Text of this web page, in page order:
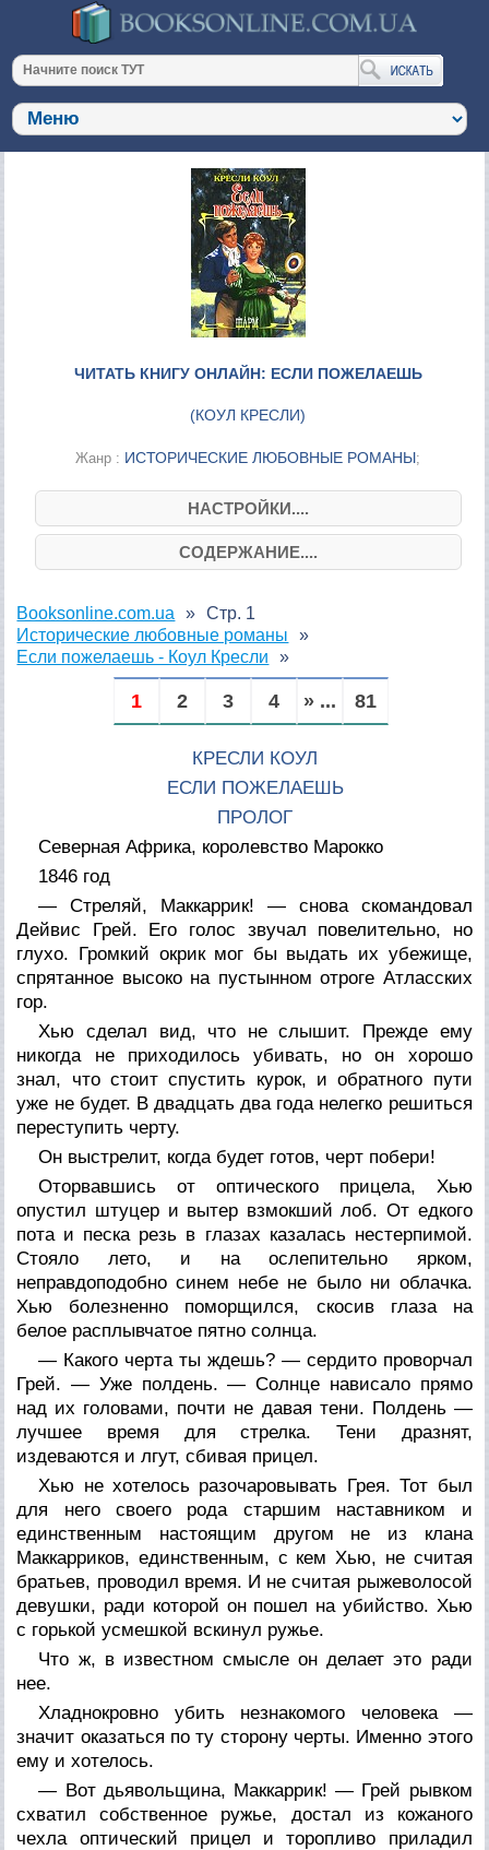
ЧИТАТЬ КНИГУ ОНЛАЙН: ЕСЛИ ПОЖЕЛАЕШЬ
(КОУЛ КРЕСЛИ)
Жанр : ИСТОРИЧЕСКИЕ ЛЮБОВНЫЕ РОМАНЫ;
НАСТРОЙКИ....
СОДЕРЖАНИЕ....
Booksonline.com.ua
Исторические любовные романы
Если пожелаешь - Коул Кресли
Стр. 1
1 2 3 4 » ... 81
КРЕСЛИ КОУЛ
ЕСЛИ ПОЖЕЛАЕШЬ
ПРОЛОГ
Северная Африка, королевство Марокко
1846 год
— Стреляй, Маккаррик! — снова скомандовал
Дейвис Грей. Его голос звучал повелительно, но
глухо. Громкий окрик мог бы выдать их убежище,
спрятанное высоко на пустынном отроге Атласских
гор.
Хью сделал вид, что не слышит. Прежде ему
никогда не приходилось убивать, но он хорошо
знал, что стоит спустить курок, и обратного пути
уже не будет. В двадцать два года нелегко решиться
переступить черту.
Он выстрелит, когда будет готов, черт побери!
Оторвавшись от оптического прицела, Хью
опустил штуцер и вытер взмокший лоб. От едкого
пота и песка резь в глазах казалась нестерпимой.
Стояло лето, и на ослепительно ярком,
неправдоподобно синем небе не было ни облачка.
Хью болезненно поморщился, скосив глаза на
белое расплывчатое пятно солнца.
— Какого черта ты ждешь? — сердито проворчал
Грей. — Уже полдень. — Солнце нависало прямо
над их головами, почти не давая тени. Полдень —
лучшее время для стрелка. Тени дразнят,
издеваются и лгут, сбивая прицел.
Хью не хотелось разочаровывать Грея. Тот был
для него своего рода старшим наставником и
единственным настоящим другом не из клана
Маккарриков, единственным, с кем Хью, не считая
братьев, проводил время. И не считая рыжеволосой
девушки, ради которой он пошел на убийство. Хью
с горькой усмешкой вскинул ружье.
Что ж, в известном смысле он делает это ради
нее.
Хладнокровно убить незнакомого человека —
значит оказаться по ту сторону черты. Именно этого
ему и хотелось.
— Вот дьявольщина, Маккаррик! — Грей рывком
схватил собственное ружье, достал из кожаного
чехла оптический прицел и торопливо приладил